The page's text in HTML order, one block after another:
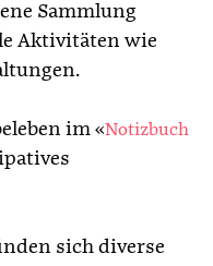
Sammlung
Aktivitäten wie
im «Notizbuch
sich diverse